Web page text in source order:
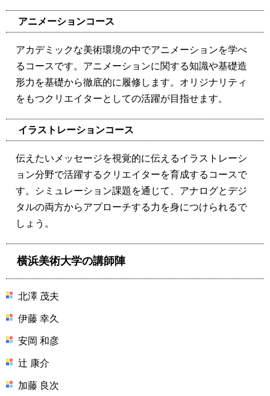
アニメーションコース
アカデミックな美術環境の中でアニメーションを学べ
るコースです。アニメーションに関する知識や基礎造
形力を基礎から徹底的に履修します。オリジナリティ
をもつクリエイターとしての活躍が目指せます。
イラストレーションコース
伝えたいメッセージを視覚的に伝えるイラストレーシ
ョン分野で活躍するクリエイターを育成するコースで
す。シミュレーション課題を通じて、アナログとデジ
タルの両方からアプローチする力を身につけられるで
しょう。
横浜美術大学の講師陣
北澤 茂夫
伊藤 幸久
安岡 和彦
辻 康介
加藤 良次